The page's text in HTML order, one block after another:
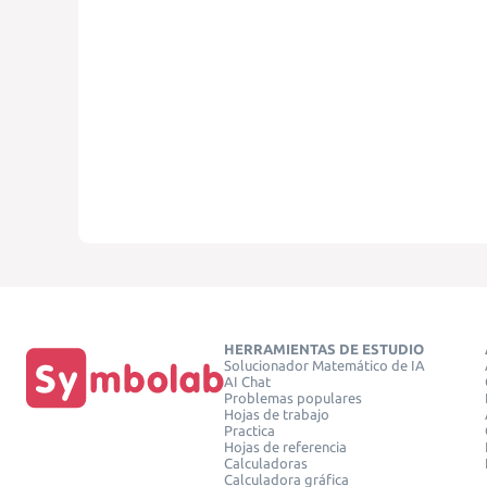
HERRAMIENTAS DE ESTUDIO
Solucionador Matemático de IA
AI Chat
Problemas populares
Hojas de trabajo
Practica
Hojas de referencia
Calculadoras
Calculadora gráfica